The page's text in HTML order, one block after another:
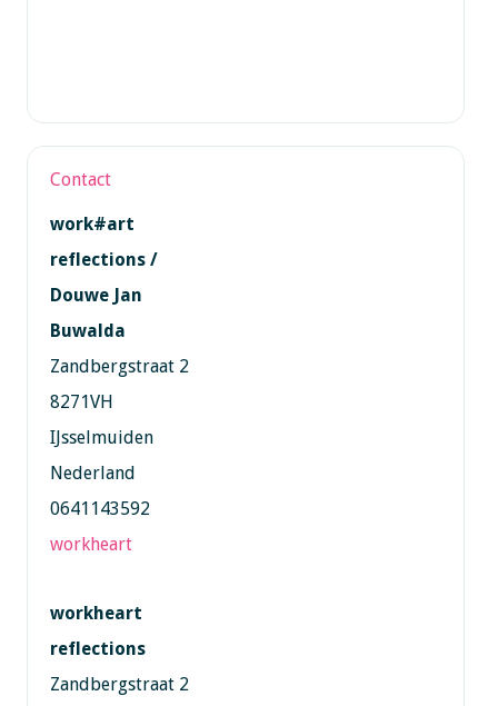
Contact
work#art
reflections /
Douwe Jan
Buwalda
Zandbergstraat 2
8271VH
IJsselmuiden
Nederland
0641143592
workheart
workheart
reflections
Zandbergstraat 2